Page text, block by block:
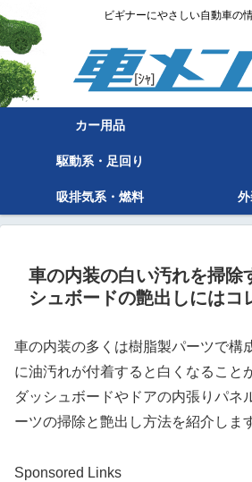
ビギナーにやさしい自動車の
カー用品
駆動系・足回り
吸排気系・燃料
車の内装の白い汚れを掃除
シュボードの艶出しにはコ
車の内装の多くは樹脂製パーツで構
に油汚れが付着すると白くなること
ダッシュボードやドアの内張りパネ
ーツの掃除と艶出し方法を紹介しま
Sponsored Links